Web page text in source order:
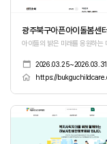
광주북구아픈아이돌봄센터
아이들의 밝은 미래를 응원하는
2026.03.25~2026.03.31
https://
505